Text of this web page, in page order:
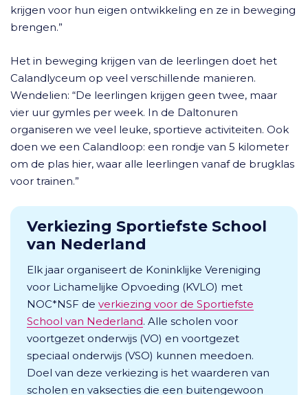
krijgen voor hun eigen ontwikkeling en ze in beweging
brengen.”
Het in beweging krijgen van de leerlingen doet het
Calandlyceum op veel verschillende manieren.
Wendelien: “De leerlingen krijgen geen twee, maar
vier uur gymles per week. In de Daltonuren
organiseren we veel leuke, sportieve activiteiten. Ook
doen we een Calandloop: een rondje van 5 kilometer
om de plas hier, waar alle leerlingen vanaf de brugklas
voor trainen.”
Verkiezing Sportiefste School
van Nederland
Elk jaar organiseert de Koninklijke Vereniging
voor Lichamelijke Opvoeding (KVLO) met
NOC*NSF de verkiezing voor de Sportiefste
School van Nederland. Alle scholen voor
voortgezet onderwijs (VO) en voortgezet
speciaal onderwijs (VSO) kunnen meedoen.
Doel van deze verkiezing is het waarderen van
scholen en vaksecties die een buitengewoon